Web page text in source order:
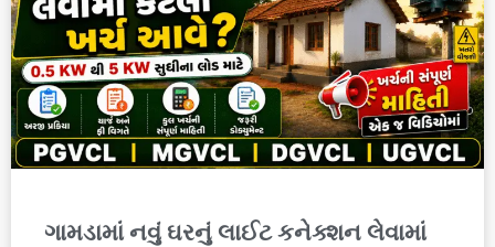
ગામડામાં નવું ઘરનું લાઈટ કનેક્શન લેવામાં